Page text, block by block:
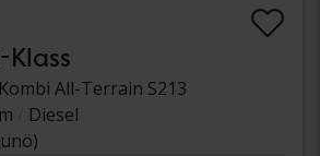
Klass
All-Terrain S213
Diesel